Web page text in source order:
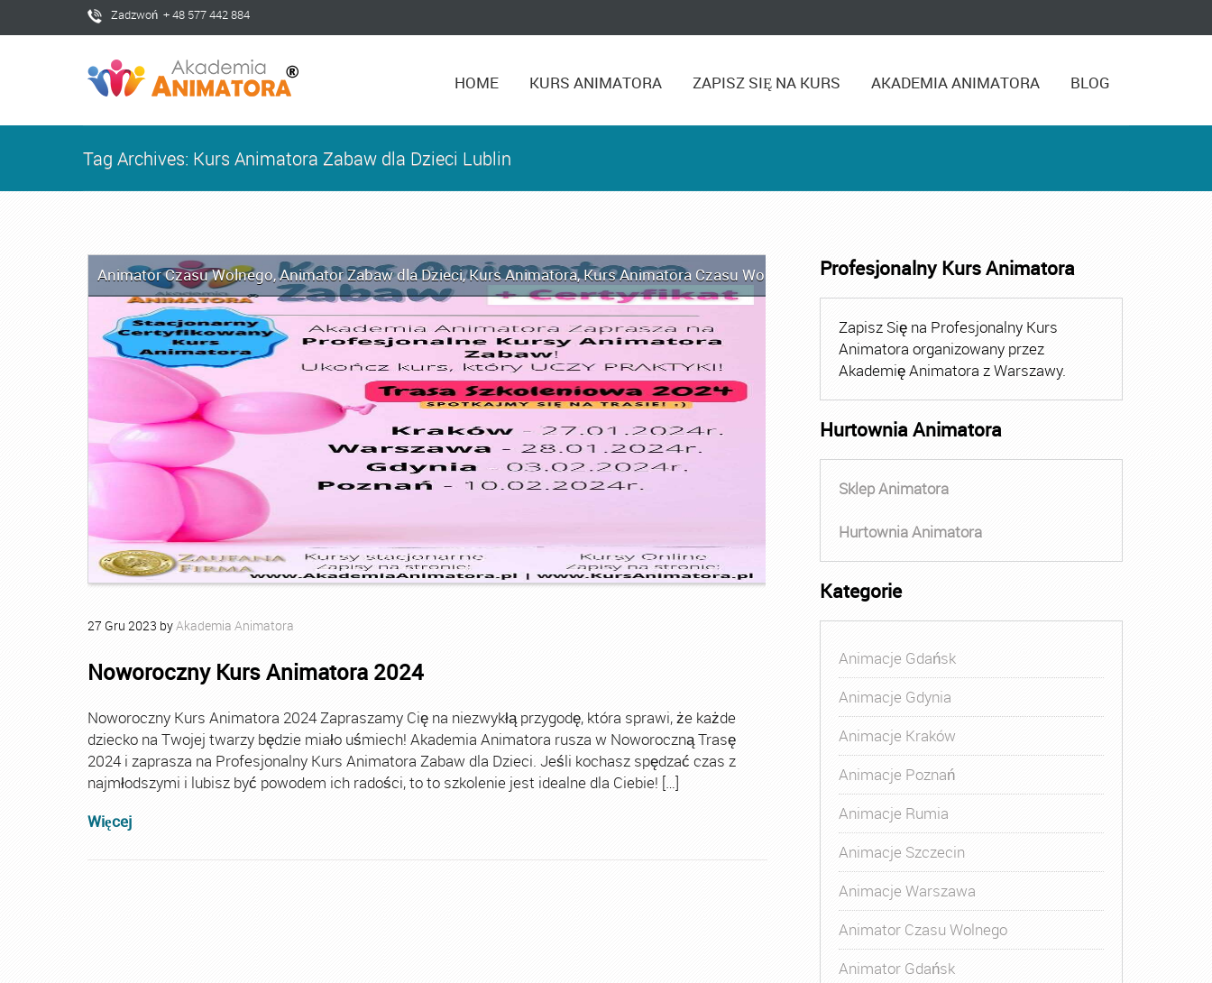
Zadzwoń + 48 577 442 884
HOME KURS ANIMATORA ZAPISZ SIĘ NA KURS AKADEMIA ANIMATORA BLOG
Tag Archives: Kurs Animatora Zabaw dla Dzieci Lublin
Animator Czasu Wolnego,Animator Zabaw dla Dzieci,Kurs Animatora,Kurs Animatora Czasu Wolnego Kurs Animatora Czasu Wolnego Warszawa
27 Gru 2023 byAkademia Animatora
Noworoczny Kurs Animatora 2024
Noworoczny Kurs Animatora 2024 Zapraszamy Cię na niezwykłą przygodę, która sprawi, że każde
dziecko na Twojej twarzy będzie miało uśmiech! Akademia Animatora rusza w Noworoczną Trasę
2024 i zaprasza na Profesjonalny Kurs Animatora Zabaw dla Dzieci. Jeśli kochasz spędzać czas z
najmłodszymi i lubisz być powodem ich radości, to to szkolenie jest idealne dla Ciebie! […]
Więcej
Profesjonalny Kurs Animatora
Zapisz Się na Profesjonalny Kurs
Animatora organizowany przez
Akademię Animatora z Warszawy.
Hurtownia Animatora
Sklep Animatora
Hurtownia Animatora
Kategorie
Animacje Gdańsk
Animacje Gdynia
Animacje Kraków
Animacje Poznań
Animacje Rumia
Animacje Szczecin
Animacje Warszawa
Animator Czasu Wolnego
Animator Gdańsk